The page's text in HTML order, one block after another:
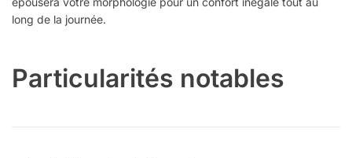
long de la journée.
Particularités notables